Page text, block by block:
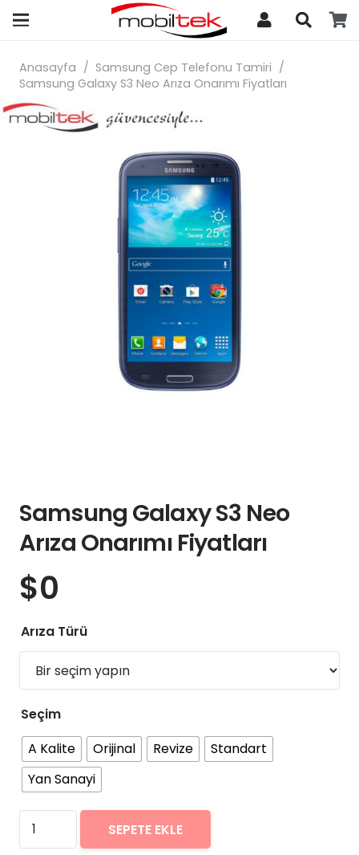
Anasayfa / Samsung Cep Telefonu Tamiri /
Samsung Galaxy S3 Neo Arıza Onarımı Fiyatları
Samsung Galaxy S3 Neo
Arıza Onarımı Fiyatları
$0
Arıza Türü
Seçim
A Kalite
Orijinal Revize
Standart
Yan Sanayi
Samsung
Galaxy
SEPETE EKLE